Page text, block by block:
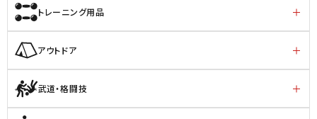
トレーニング用品
アウトドア
武道・格闘技